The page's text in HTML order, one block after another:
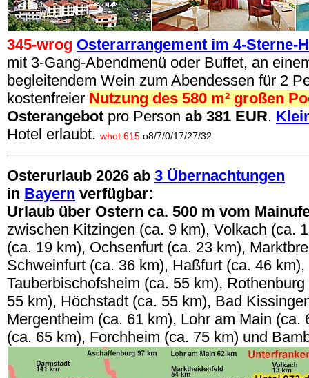
345-wrog Osterarrangement im 4-Sterne-
mit 3-Gang-Abendmenü oder Buffet, an
begleitendem Wein zum Abendessen für 2
kostenfreier Nutzung des 580 m² großen
Osterangebot pro Person ab 381 EUR.
Hotel erlaubt. whot 615 o8/7/0/17/27/32
Osterurlaub 2026 ab 3 Übernachtungen
in Bayern verfügbar:
Urlaub über Ostern ca. 500 m vom
zwischen Kitzingen (ca. 9 km), Volkach (ca.
(ca. 19 km), Ochsenfurt (ca. 23 km),
Schweinfurt (ca. 36 km), Haßfurt (ca. 46 km),
Tauberbischofsheim (ca. 55 km),
55 km), Höchstadt (ca. 55 km), Bad
Mergentheim (ca. 61 km), Lohr am Main (ca.
(ca. 65 km), Forchheim (ca. 75 km) und